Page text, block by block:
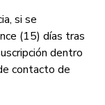
si se
(15) días tras
dentro
contacto de